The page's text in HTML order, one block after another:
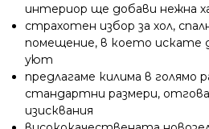
интериор ще добави нежна
страхотен избор за хол,
помещение, в което искате
уют
предлагаме килима в голямо
стандартни размери,
изисквания